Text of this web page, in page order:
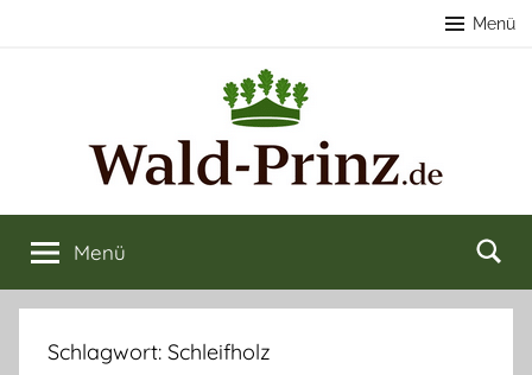
Menü
Nachhaltige
Forstwirtschaft
Wald
kaufen
verkaufen
Menü
Schlagwort: Schleifholz